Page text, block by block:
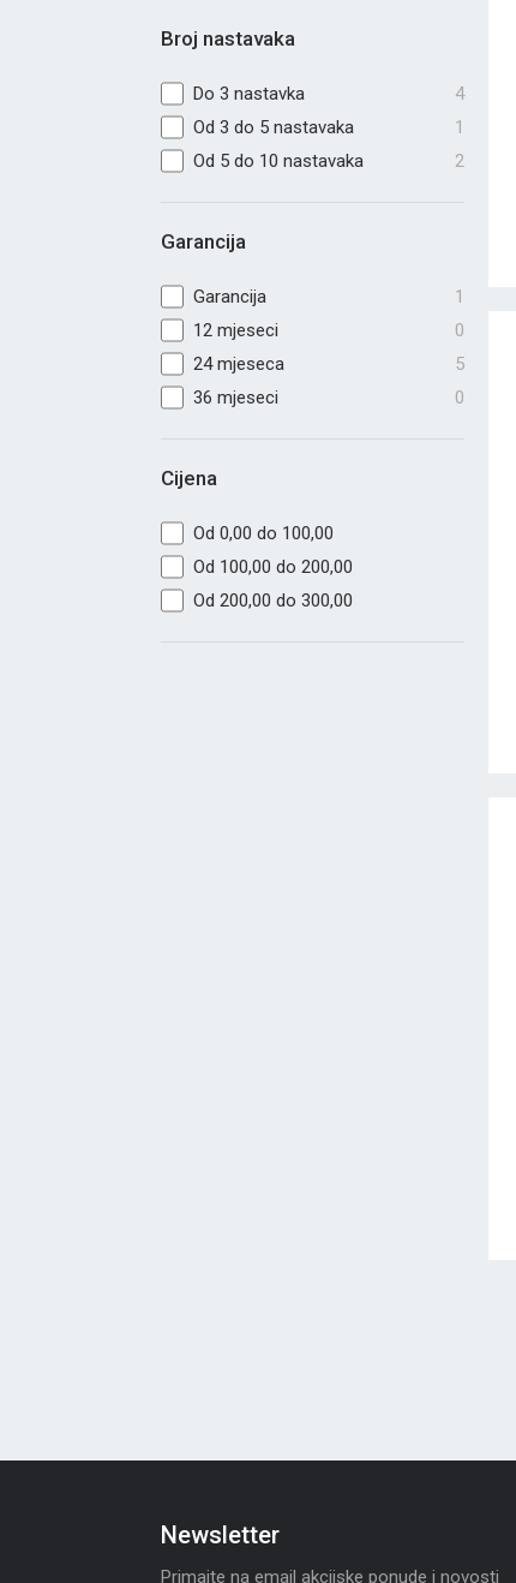
Broj nastavaka
Do 3 nastavka
4
Od 3 do 5 nastavaka
1
Od 5 do 10 nastavaka
2
Garancija
Garancija
1
12 mjeseci
0
24 mjeseca
5
36 mjeseci
0
Cijena
Od 0,00 do 100,00
Od 100,00 do 200,00
Od 200,00 do 300,00
Newsletter
Primajte na email akcijske ponude i novosti